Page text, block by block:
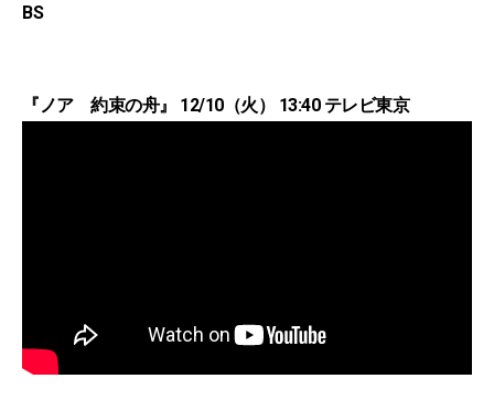
BS
『ノア 約束の舟』 12/10（火） 13:40 テレビ東京